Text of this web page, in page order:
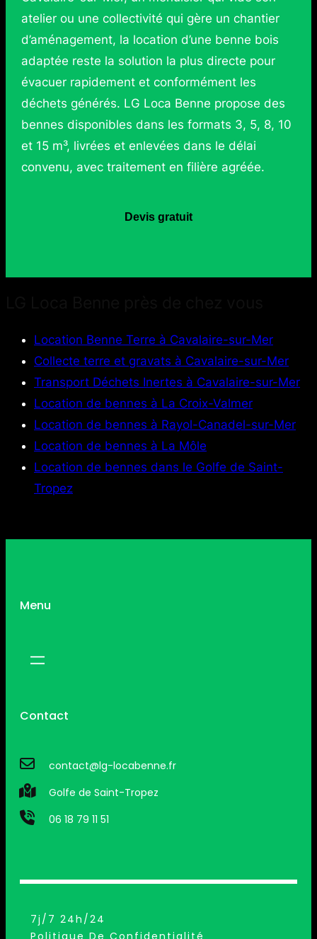
atelier ou une collectivité qui gère un chantier
d’aménagement, la location d’une benne bois
adaptée reste la solution la plus directe pour
évacuer rapidement et conformément les
déchets générés. LG Loca Benne propose des
bennes disponibles dans les formats 3, 5, 8, 10
et 15 m³, livrées et enlevées dans le délai
convenu, avec traitement en filière agréée.
Devis gratuit
Location Benne Terre à Cavalaire-sur-Mer
Collecte terre et gravats à Cavalaire-sur-Mer
Transport Déchets Inertes à Cavalaire-sur-Mer
Location de bennes à La Croix-Valmer
Location de bennes à Rayol-Canadel-sur-Mer
Location de bennes à La Môle
Location de bennes dans le Golfe de Saint-
Tropez
Menu
Contact
contact@lg-locabenne.fr
Golfe de Saint-Tropez
06 18 79 11 51
7j/7 24h/24
Politique De Confidentialité